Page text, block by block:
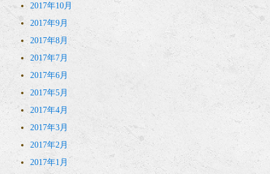
2017年10月
2017年9月
2017年8月
2017年7月
2017年6月
2017年5月
2017年4月
2017年3月
2017年2月
2017年1月